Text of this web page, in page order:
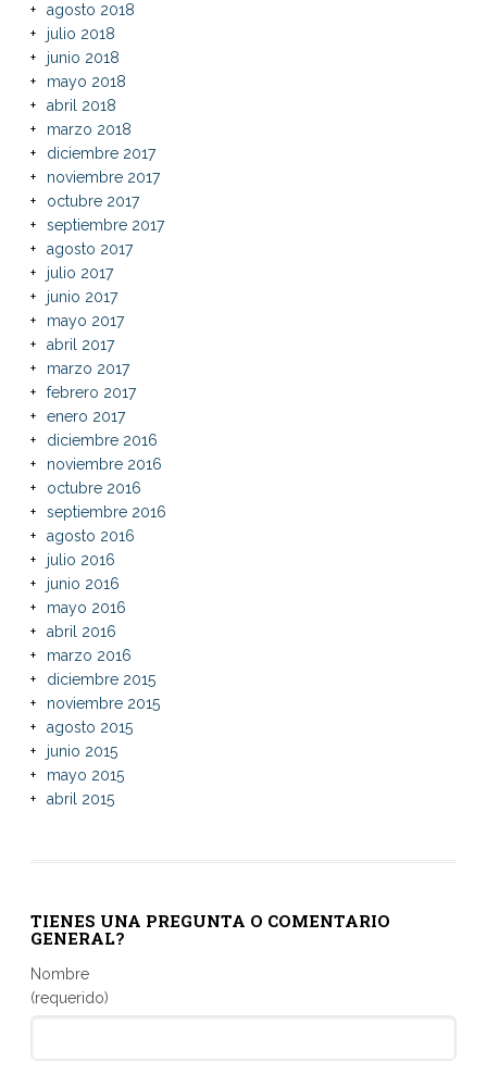
agosto 2018
julio 2018
junio 2018
mayo 2018
abril 2018
marzo 2018
diciembre 2017
noviembre 2017
octubre 2017
septiembre 2017
agosto 2017
julio 2017
junio 2017
mayo 2017
abril 2017
marzo 2017
febrero 2017
enero 2017
diciembre 2016
noviembre 2016
octubre 2016
septiembre 2016
agosto 2016
julio 2016
junio 2016
mayo 2016
abril 2016
marzo 2016
diciembre 2015
noviembre 2015
agosto 2015
junio 2015
mayo 2015
abril 2015
TIENES UNA PREGUNTA O COMENTARIO
GENERAL?
Nombre
(requerido)